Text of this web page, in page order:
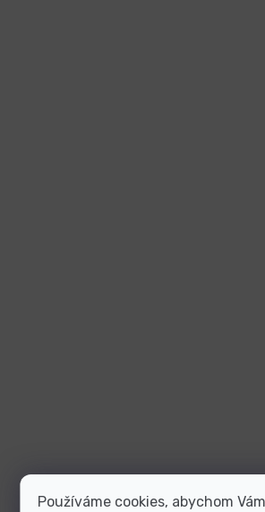
Používáme cookies, abychom